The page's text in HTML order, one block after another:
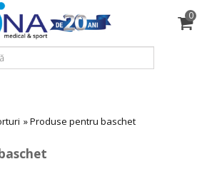
0
»Produse pentru baschet